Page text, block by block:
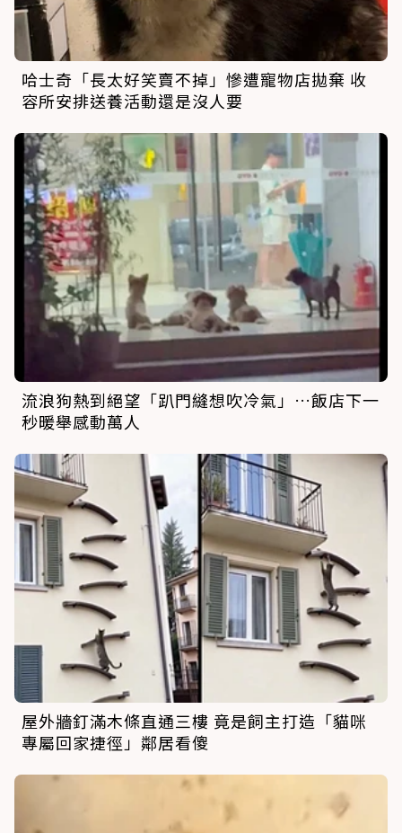
哈士奇「長太好笑賣不掉」慘遭寵物店拋棄 收
容所安排送養活動還是沒人要
流浪狗熱到絕望「趴門縫想吹冷氣」…飯店下一
秒暖舉感動萬人
屋外牆釘滿木條直通三樓 竟是飼主打造「貓咪
專屬回家捷徑」鄰居看傻